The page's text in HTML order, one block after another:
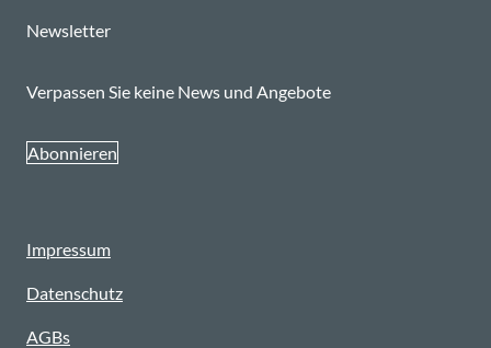
Impressum
Datenschutz
AGBs
Newsletter
Verpassen Sie keine News und Angebote
Abonnieren